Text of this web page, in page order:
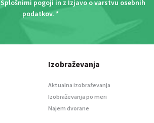
Splošnimi pogoji in z Izjavo o varstvu osebnih
podatkov. *
Izobraževanja
Aktualna izobraževanja
Izobraževanja po meri
Najem dvorane